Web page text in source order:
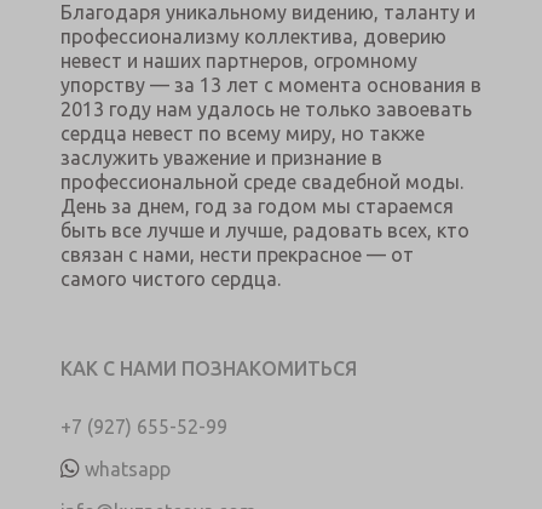
Благодаря уникальному видению, таланту и
профессионализму коллектива, доверию
невест и наших партнеров, огромному
упорству — за 13 лет с момента основания в
2013 году нам удалось не только завоевать
сердца невест по всему миру, но также
заслужить уважение и признание в
профессиональной среде свадебной моды.
День за днем, год за годом мы стараемся
быть все лучше и лучше, радовать всех, кто
связан с нами, нести прекрасное — от
самого чистого сердца.
КАК С НАМИ ПОЗНАКОМИТЬСЯ
+7 (927) 655-52-99
whatsapp